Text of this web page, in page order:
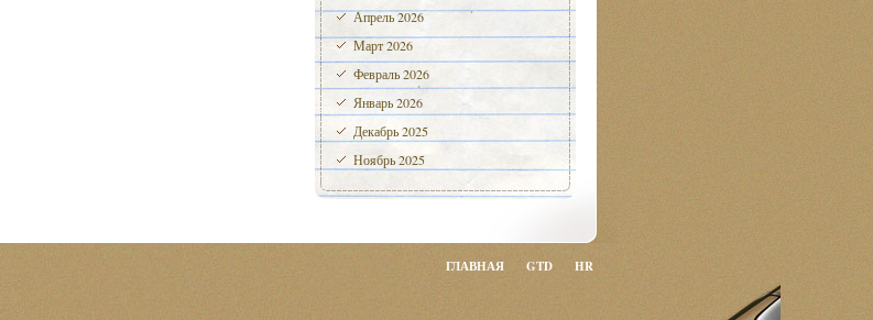
Апрель 2026
Март 2026
Февраль 2026
Январь 2026
Декабрь 2025
Ноябрь 2025
ГЛАВНАЯ GTD HR